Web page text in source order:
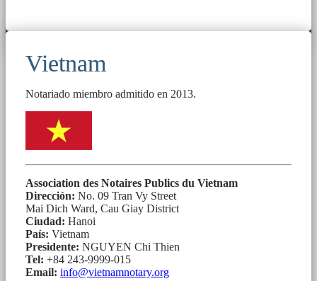
Vietnam
Notariado miembro admitido en 2013.
Association des Notaires Publics du Vietnam
Dirección: No. 09 Tran Vy Street
Mai Dich Ward, Cau Giay District
Ciudad: Hanoi
País: Vietnam
Presidente: NGUYEN Chi Thien
Tel: +84 243-9999-015
Email: info@vietnamnotary.org